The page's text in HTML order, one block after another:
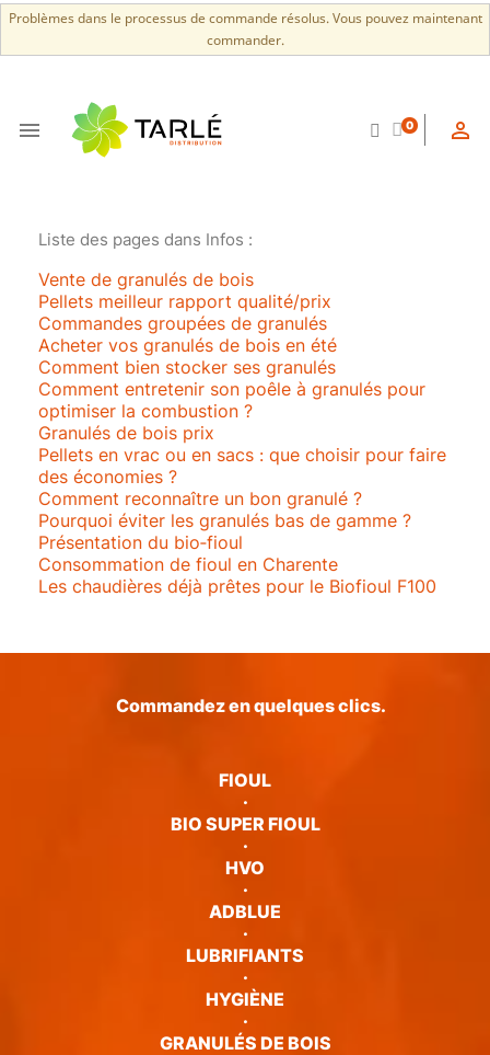
Problèmes dans le processus de commande résolus. Vous pouvez maintenant
commander.
 0 
Liste des pages dans Infos :
Vente de granulés de bois
Pellets meilleur rapport qualité/prix
Commandes groupées de granulés
Acheter vos granulés de bois en été
Comment bien stocker ses granulés
Comment entretenir son poêle à granulés pour
optimiser la combustion ?
Granulés de bois prix
Pellets en vrac ou en sacs : que choisir pour faire
des économies ?
Comment reconnaître un bon granulé ?
Pourquoi éviter les granulés bas de gamme ?
Présentation du bio‑fioul
Consommation de fioul en Charente
Les chaudières déjà prêtes pour le Biofioul F100
Commandez en quelques clics.
FIOUL
·
BIO SUPER FIOUL
·
HVO
·
ADBLUE
·
LUBRIFIANTS
·
HYGIÈNE
·
GRANULÉS DE BOIS